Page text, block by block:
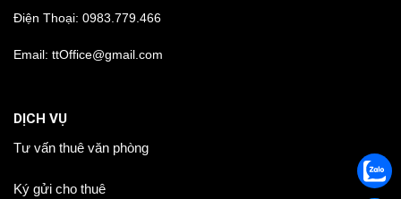
Điện Thoại: 0983.779.466
Email: ttOffice@gmail.com
DỊCH VỤ
Tư vấn thuê văn phòng
Ký gửi cho thuê